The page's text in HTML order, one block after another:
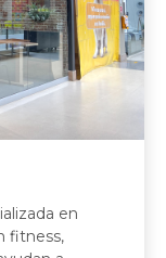
en
fitness,